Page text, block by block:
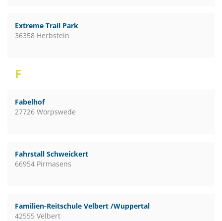
Extreme Trail Park
36358 Herbstein
F
Fabelhof
27726 Worpswede
Fahrstall Schweickert
66954 Pirmasens
Familien-Reitschule Velbert /Wuppertal
42555 Velbert